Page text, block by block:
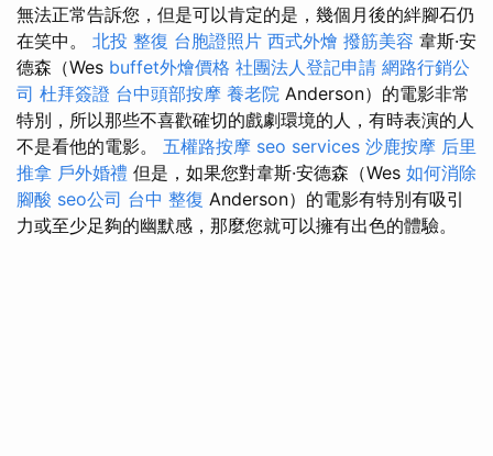
無法正常告訴您，但是可以肯定的是，幾個月後的絆腳石仍
在笑中。 北投 整復 台胞證照片 西式外燴 撥筋美容 韋斯·安
德森（Wes buffet外燴價格 社團法人登記申請 網路行銷公
司 杜拜簽證 台中頭部按摩 養老院 Anderson）的電影非常
特別，所以那些不喜歡確切的戲劇環境的人，有時表演的人
不是看他的電影。 五權路按摩 seo services 沙鹿按摩 后里
推拿 戶外婚禮 但是，如果您對韋斯·安德森（Wes 如何消除
腳酸 seo公司 台中 整復 Anderson）的電影有特別有吸引
力或至少足夠的幽默感，那麼您就可以擁有出色的體驗。